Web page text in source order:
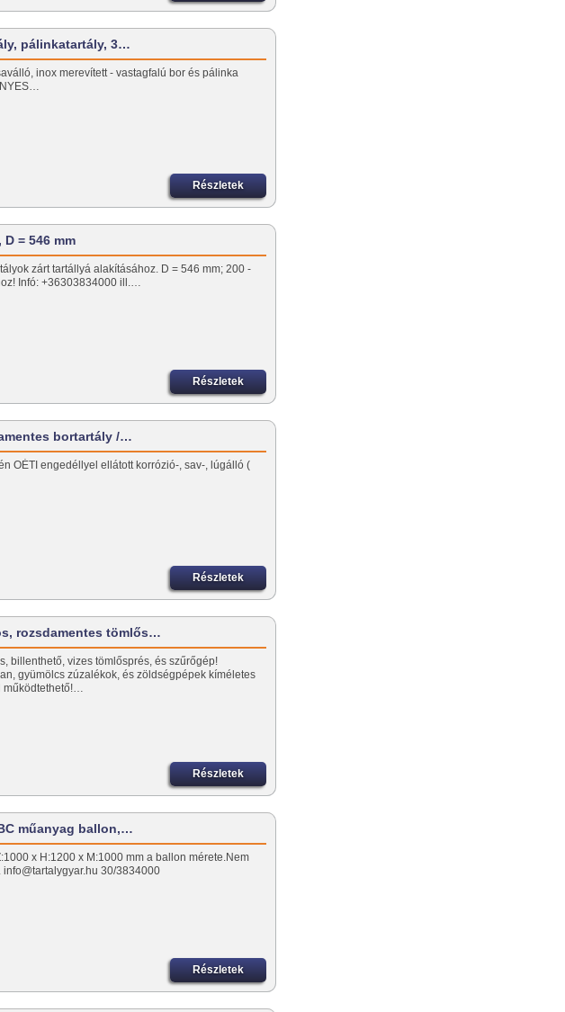
pálinkatartály, 3…
inox merevített - vastagfalú bor és pálinka
Részletek
= 546 mm
zárt tartállyá alakításához. D = 546 mm; 200 -
Infó: +36303834000 ill.…
Részletek
bortartály /…
OÉTI engedéllyel ellátott korrózió-, sav-, lúgálló (
Részletek
rozsdamentes tömlős…
billenthető, vizes tömlősprés, és szűrőgép!
gyümölcs zúzalékok, és zöldségpépek kíméletes
működtethető!…
Részletek
műanyag ballon,…
x H:1200 x M:1000 mm a ballon mérete.Nem
30/3834000
Részletek